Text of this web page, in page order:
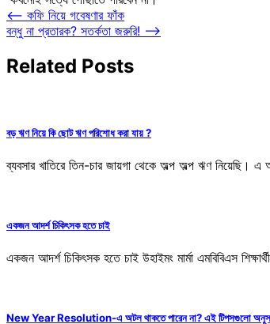
Post
navigation
⟵ কফি নিয়ে গবেষণার ফাঁক
বন্ধু না প্রতারক? সতর্কতা জরুরি! ⟶
Related Posts
বড় ঋণ নিয়ে কি ছোট ঋণ পরিশোধ করা যায় ?
ব্যবসার খাতিরে তিন-চার জায়গা থেকে অল্প অল্প ঋণ
একজন আদর্শ চিকিৎসক হতে চাই
একজন আদর্শ চিকিৎসক হতে চাই উহাইমং মার্মা এমবিবিএস
New Year Resolution-এ অটল থাকতে পারেন না? এই টিপসগুলো